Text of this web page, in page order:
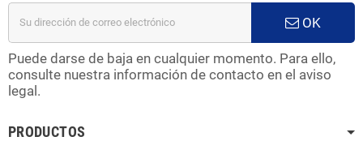
OK
Puede darse de baja en cualquier momento. Para ello,
consulte nuestra información de contacto en el aviso
legal.
PRODUCTOS